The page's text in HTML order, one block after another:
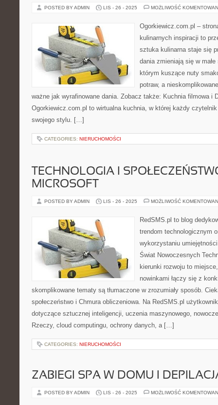
POSTED BY ADMIN LIS - 26 - 2025 MOŻLIWOŚĆ
Ogorkiewicz.com.pl –
kulinarnych inspiracji to
sztuka kulinarna staje się
dania zmieniają się w
którym kuszące nuty
potraw, a
ważne jak wyrafinowane dania. Zobacz także: Kuchnia filmowa i
Ogorkiewicz.com.pl to wirtualna kuchnia, w której każdy
swojego stylu. […]
CATEGORIES: NIERUCHOMOŚCI
TECHNOLOGIA I
MICROSOFT
POSTED BY ADMIN LIS - 26 - 2025 MOŻLIWOŚĆ
RedSMS.pl to blog
trendom technologicznym
wykorzystaniu
Świat Nowoczesnych
kierunki rozwoju to
nowinkami łączy się z
skomplikowane tematy są tłumaczone w zrozumiały sposób.
społeczeństwo i Chmura obliczeniowa. Na RedSMS.pl
dotyczące sztucznej inteligencji, uczenia maszynowego,
Rzeczy, cloud computingu, ochrony danych, a […]
CATEGORIES: NIERUCHOMOŚCI
ZABIEGI SPA W DOMU I
POSTED BY ADMIN LIS - 26 - 2025 MOŻLIWOŚĆ